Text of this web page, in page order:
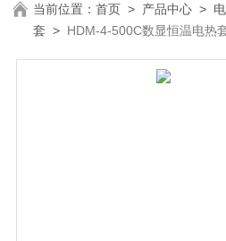
当前位置：首页 > 产品中心 >
套 > HDM-4-500C数显恒温电热